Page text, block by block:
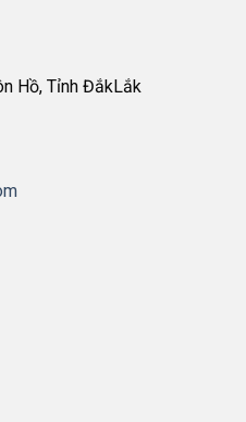
Hồ, Tỉnh ĐắkLắk